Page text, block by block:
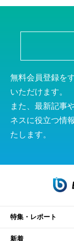
無料会員登録を
いただけます。
また、最新記事
ネスに役立つ情
たします。
特集・レポート
新着